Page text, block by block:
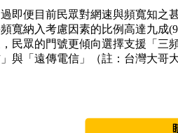
即便目前民眾對網速與頻寬知之
寬納入考慮因素的比例高達九成
民眾的門號更傾向選擇支援「三
與「遠傳電信」（註：台灣大哥